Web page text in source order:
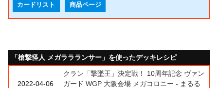
カードリスト 商品ページ
「槍撃怪人 メガララランサー」を使ったデッキレシピ
2022-04-06
クラン「撃墜王」決定戦！ 10周年記念 ヴァン
ガード WGP 大阪会場 メガコロニー - まるる